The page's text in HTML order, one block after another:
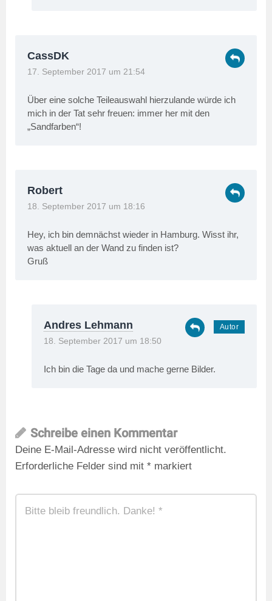
CassDK
17. September 2017 um 21:54
Über eine solche Teileauswahl hierzulande würde ich
mich in der Tat sehr freuen: immer her mit den
„Sandfarben“!
Robert
18. September 2017 um 18:16
Hey, ich bin demnächst wieder in Hamburg. Wisst ihr,
was aktuell an der Wand zu finden ist?
Gruß
Andres Lehmann
18. September 2017 um 18:50
Ich bin die Tage da und mache gerne Bilder.
Schreibe einen Kommentar
Deine E-Mail-Adresse wird nicht veröffentlicht.
Erforderliche Felder sind mit * markiert